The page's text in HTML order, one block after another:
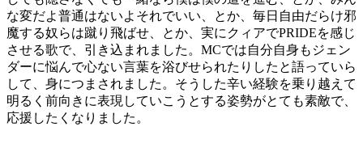
な変だよ普通はないよそれでいい、とか、毎日自由だらけ邪
魔する奴らは蹴り飛ばせ、とか、実にクィアでPRIDEを感じ
させる歌で、引き込まれました。MCでは自分自身もジェン
ダーに悩んで心ない言葉を浴びせられたりしたと語っていら
して、身につまされました。そうした辛い経験を乗り越えて
明るく前向きに表現していこうとする姿勢がとても素敵で、
応援したくなりました。